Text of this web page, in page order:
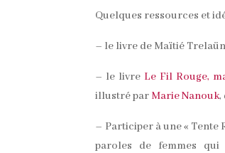
Quelques ressources et
– le livre de Maïtié
– le livreLe Fil Rouge,
illustré par Marie Nanouk,
– Participer à une « Tente
paroles de femmes